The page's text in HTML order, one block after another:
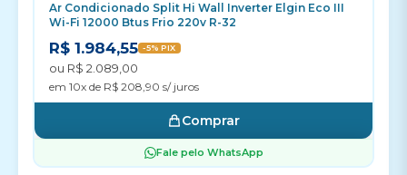
Ar Condicionado Split Hi Wall Inverter Elgin Eco III
Wi-Fi 12000 Btus Frio 220v R-32
R$ 1.984,55 -5% PIX
ou R$ 2.089,00
em 10x de R$ 208,90 s/ juros
Comprar
Fale pelo WhatsApp